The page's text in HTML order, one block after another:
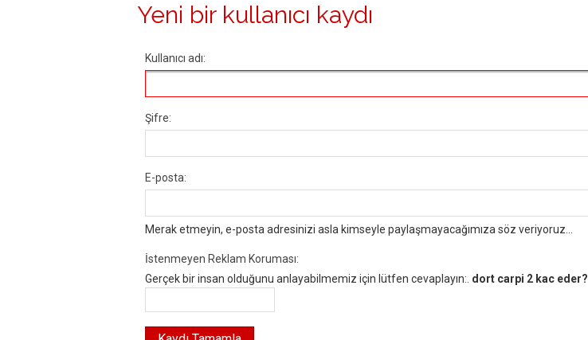
Yeni bir kullanıcı kaydı
Kullanıcı adı:
Şifre:
E-posta:
Merak etmeyin, e-posta adresinizi asla kimseyle paylaşmayacağımıza söz veriyoruz...
İstenmeyen Reklam Koruması:
Gerçek bir insan olduğunu anlayabilmemiz için lütfen cevaplayın:. dort carpi 2 kac eder?